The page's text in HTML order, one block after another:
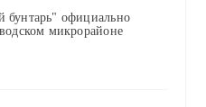
бунтарь" официально
микрорайоне